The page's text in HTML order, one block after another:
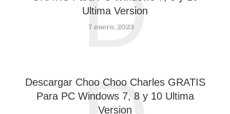
Ultima Version
7 enero, 2023
Descargar Choo Choo Charles GRATIS
Para PC Windows 7, 8 y 10 Ultima
Version